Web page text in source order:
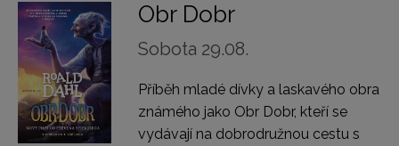
Obr Dobr
Sobota 29.08.
Příběh mladé dívky a laskavého obra
známého jako Obr Dobr, kteří se
vydávají na dobrodružnou cestu s